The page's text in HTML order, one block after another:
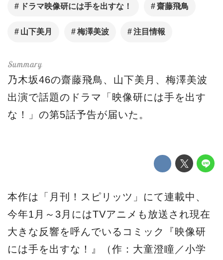
ドラマ映像研には手を出すな！ 齋藤飛鳥
山下美月 梅澤美波 注目情報
乃木坂46の齋藤飛鳥、山下美月、梅澤美波
出演で話題のドラマ「映像研には手を出す
な！」の第5話予告が届いた。
本作は「月刊！スピリッツ」にて連載中、
今年1月～3月にはTVアニメも放送され現在
大きな反響を呼んでいるコミック『映像研
には手を出すな！』（作：大童澄瞳／小学